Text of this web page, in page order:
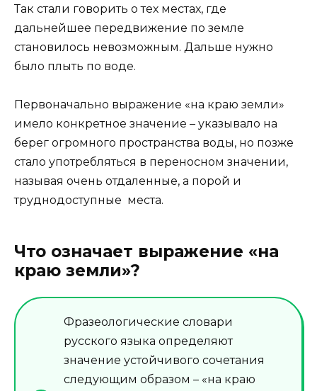
Так стали говорить о тех местах, где
дальнейшее передвижение по земле
становилось невозможным. Дальше нужно
было плыть по воде.
Первоначально выражение «на краю земли»
имело конкретное значение – указывало на
берег огромного пространства воды, но позже
стало употребляться в переносном значении,
называя очень отдаленные, а порой и
труднодоступные места.
Что означает выражение «на
краю земли»?
Фразеологические словари
русского языка определяют
значение устойчивого сочетания
следующим образом – «на краю